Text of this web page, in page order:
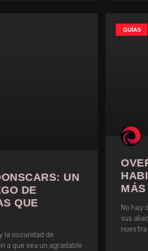
UN
DE
QUE
la oscuridad de
a que sea un agradable
GUÍAS
MÁS
No hay
sus
nuestra